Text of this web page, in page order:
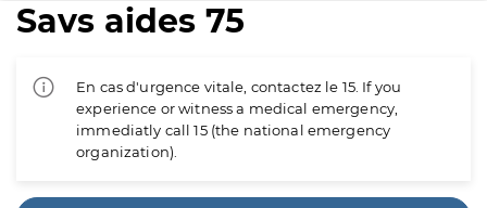
Savs aides 75
En cas d'urgence vitale, contactez le 15. If you
experience or witness a medical emergency,
immediatly call 15 (the national emergency
organization).